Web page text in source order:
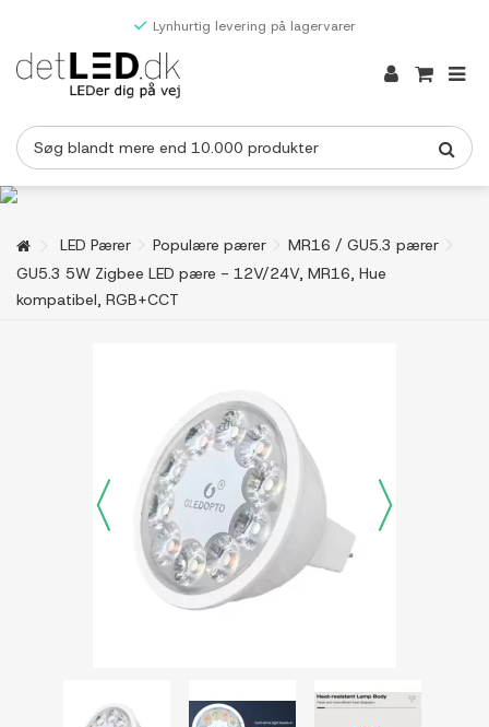
Lynhurtig levering på lagervarer
LED Pærer Populære pærer
MR16 / GU5.3 pærer
GU5.3 5W Zigbee LED pære - 12V/24V, MR16, Hue
kompatibel, RGB+CCT